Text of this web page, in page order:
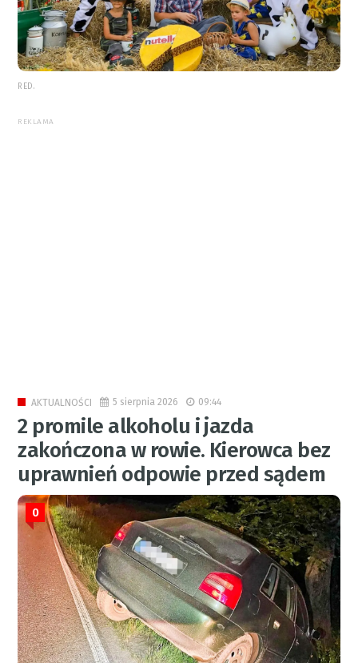
RED.
REKLAMA
AKTUALNOŚCI 5 sierpnia 2026 09:44
2 promile alkoholu i jazda
zakończona w rowie. Kierowca bez
uprawnień odpowie przed sądem
0